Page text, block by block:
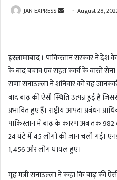
JAN EXPRESS
a
n
e
m
a
i
l
August 28,
इस्लामाबाद । पाकिस्तान सरकार ने देश के
के बाद बचाव एवं राहत कार्य के वास्ते
राणा सनाउल्ला ने शनिवार को यह
बाद बाढ़ की ऐसी स्थिति उत्पन्न हुई है
प्रभावित हुए हैं। राष्ट्रीय आपदा प्रबंधन
पाकिस्तान में बाढ़ के कारण अब तक
24 घंटे में 45 लोगों की जान चली गई।
1,456 और लोग घायल हुए।
गृह मंत्री सनाउल्ला ने कहा कि बाढ़ की